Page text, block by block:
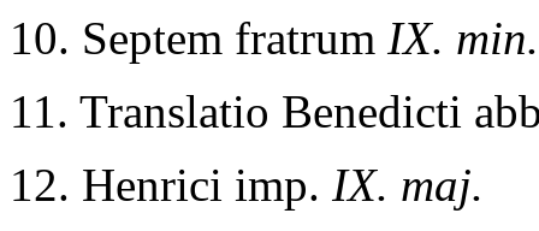
10. Septem fratrum IX. min.
11. Translatio Benedicti
12. Henrici imp. IX. maj.